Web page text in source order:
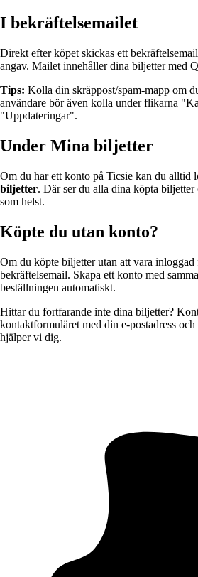
I bekräftelsemailet
Direkt efter köpet skickas ett
angav. Mailet innehåller dina biljetter med
Tips: Kolla din skräppost/spam-mapp om
användare bör även kolla under flikarna
"Uppdateringar".
Under Mina biljetter
Om du har ett konto på Ticsie kan du alltid
biljetter. Där ser du alla dina köpta
som helst.
Köpte du utan konto?
Om du köpte biljetter utan att vara
bekräftelsemail. Skapa ett konto med
beställningen automatiskt.
Hittar du fortfarande inte dina biljetter?
kontaktformuläret med din e-postadress
hjälper vi dig.